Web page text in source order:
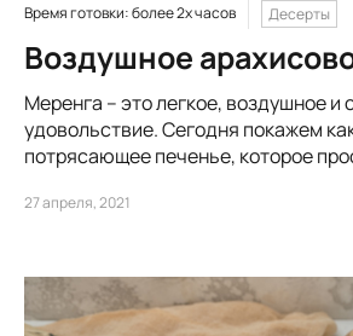
Время готовки: более 2х часов Десерты
Воздушное
Меренга – это легкое, воздушное и
удовольствие. Сегодня покажем
потрясающее печенье, которое
27 апреля, 2021